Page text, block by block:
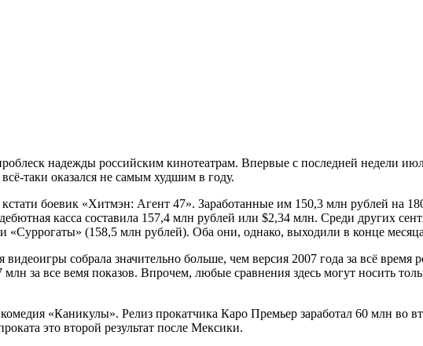
надежды российским кинотеатрам. Впервые c последней недели
таки оказался не самым худшим в году.
боевик «Хитмэн: Агент 47». Заработанные им 150,3 млн рублей на
касса составила 157,4 млн рублей или $2,34 млн. Среди других
(158,5 млн рублей). Оба они, однако, выходили в конце
собрала значительно больше, чем версия 2007 года за всё время
за все вемя показов. Впрочем, любые сравнения здесь могут носить
«Каникулы». Релиз прокатчика Каро Премьер заработал 60 млн во
это второй результат после Мексики.